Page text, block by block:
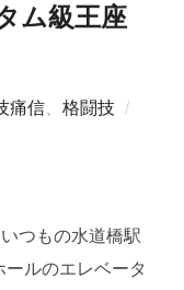
ム級王座
痛信
格闘技
つもの水道橋駅
ルのエレベータ